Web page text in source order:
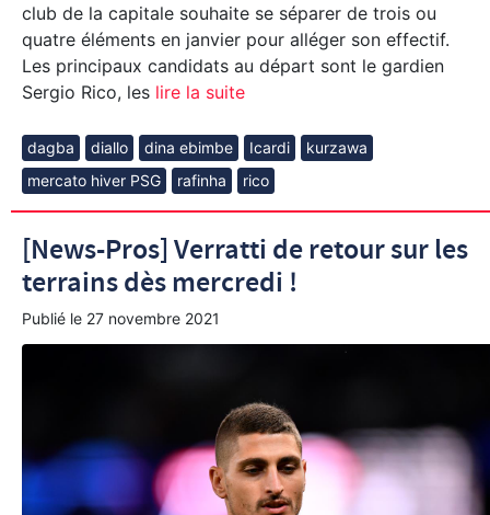
club de la capitale souhaite se séparer de trois ou
quatre éléments en janvier pour alléger son effectif.
Les principaux candidats au départ sont le gardien
Sergio Rico, les lire la suite
dagba diallo dina ebimbe Icardi
kurzawa
mercato hiver PSG
rafinha rico
[News-Pros] Verratti de retour sur les
terrains dès mercredi !
Publié le 27 novembre 2021